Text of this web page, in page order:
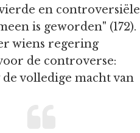
en controversiële
is geworden" (172).
wiens regering
de controverse:
volledige macht van